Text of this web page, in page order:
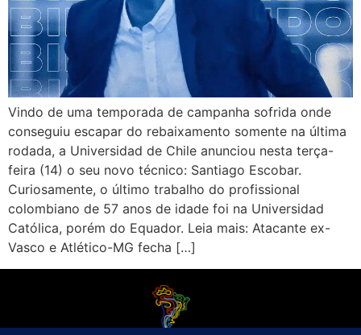
Vindo de uma temporada de campanha sofrida onde
conseguiu escapar do rebaixamento somente na última
rodada, a Universidad de Chile anunciou nesta terça-
feira (14) o seu novo técnico: Santiago Escobar.
Curiosamente, o último trabalho do profissional
colombiano de 57 anos de idade foi na Universidad
Católica, porém do Equador. Leia mais: Atacante ex-
Vasco e Atlético-MG fecha […]